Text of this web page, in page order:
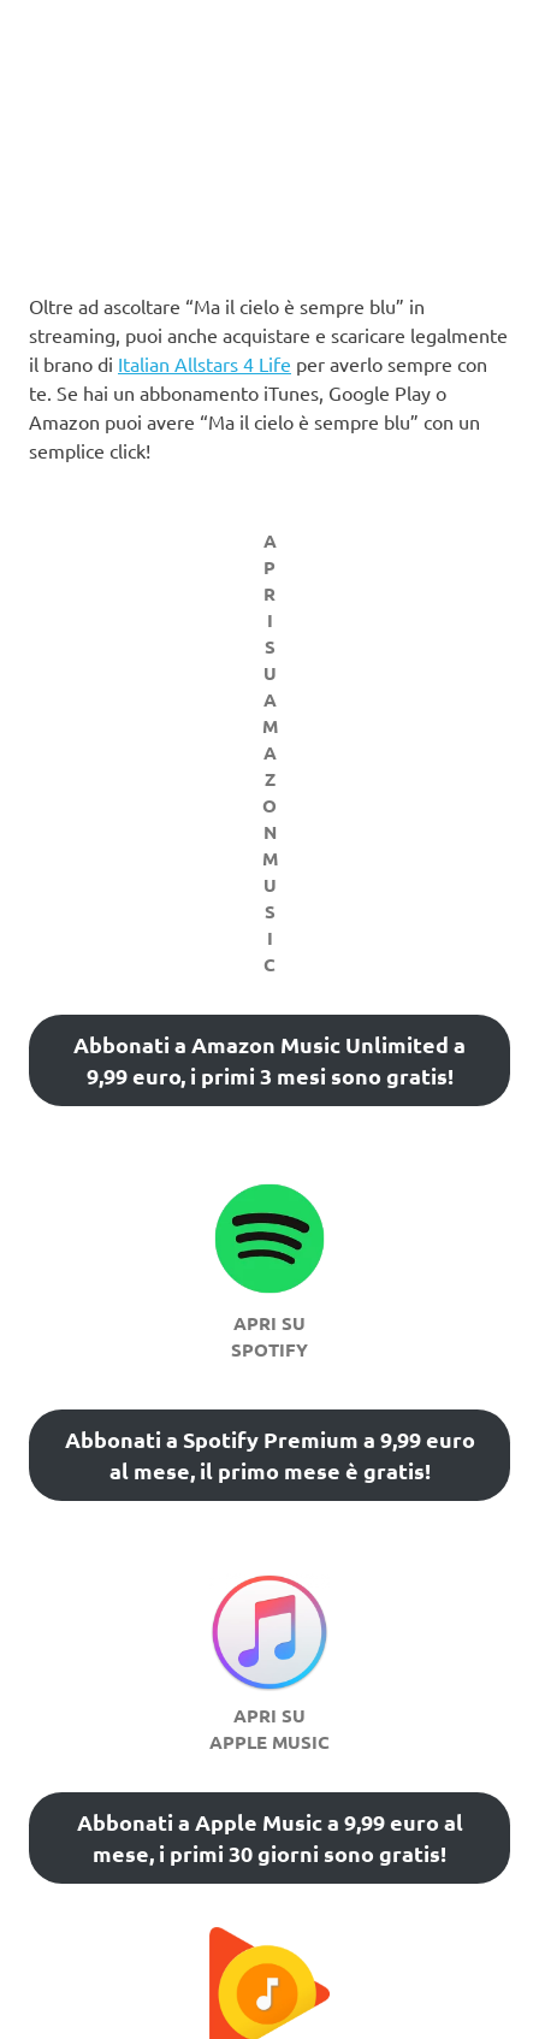
Oltre ad ascoltare “Ma il cielo è sempre blu” in
streaming, puoi anche acquistare e scaricare legalmente
il brano di Italian Allstars 4 Life per averlo sempre con
te. Se hai un abbonamento iTunes, Google Play o
Amazon puoi avere “Ma il cielo è sempre blu” con un
semplice click!
A
P
R
I
S
U
A
M
A
Z
O
N
M
U
S
I
C
Abbonati a Amazon Music Unlimited a
9,99 euro, i primi 3 mesi sono gratis!
APRI SU
SPOTIFY
Abbonati a Spotify Premium a 9,99 euro
al mese, il primo mese è gratis!
APRI SU
APPLE MUSIC
Abbonati a Apple Music a 9,99 euro al
mese, i primi 30 giorni sono gratis!